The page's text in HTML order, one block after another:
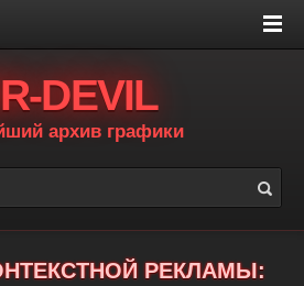
DEVIL
архив графики
РЕКЛАМЫ: